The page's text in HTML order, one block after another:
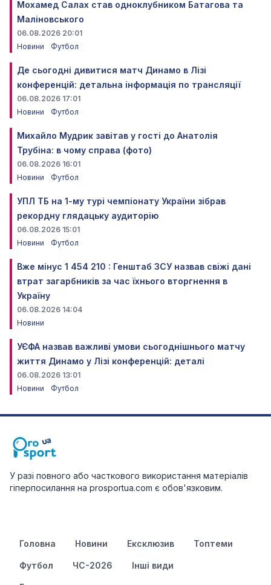
Мохамед Салах став одноклубником Батагова та
Маліновського
06.08.2026 20:01
Новини
Футбол
Де сьогодні дивитися матч Динамо в Лізі
конференцій: детальна інформація по трансляції
06.08.2026 17:01
Новини
Футбол
Михайло Мудрик завітав у гості до Анатолія
Трубіна: в чому справа (фото)
06.08.2026 16:01
Новини
Футбол
УПЛ ТБ на 1-му турі чемпіонату України зібрав
рекордну глядацьку аудиторію
06.08.2026 15:01
Новини
Футбол
Вже мінус 1 454 210 : Генштаб ЗСУ назвав свіжі дані
втрат загарбників за час їхнього вторгнення в
Україну
06.08.2026 14:04
Новини
УЄФА назвав важливі умови сьогоднішнього матчу
життя Динамо у Лізі конференцій: деталі
06.08.2026 13:01
Новини
Футбол
У разі повного або часткового використання матеріалів
гіперпосилання на prosportua.com є обов'язковим.
Головна Новини Ексклюзив Топтеми
Футбол ЧС-2026 Інші види